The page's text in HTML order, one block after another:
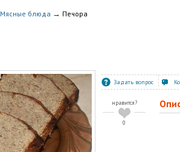
Мясные блюда → Печора
Задать вопрос
нравится?
0